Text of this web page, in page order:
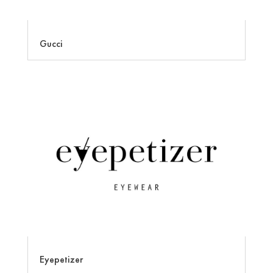
Gucci
Eyepetizer